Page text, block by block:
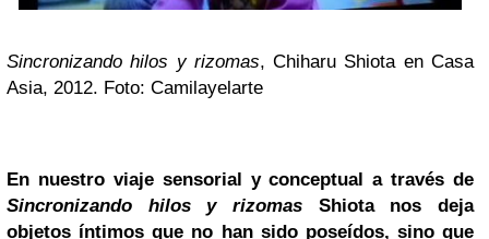
Sincronizando hilos y rizomas, Chiharu Shiota en Casa
Asia, 2012. Foto: Camilayelarte
En nuestro viaje sensorial y conceptual a través de
Sincronizando hilos y rizomas Shiota nos deja
objetos íntimos que no han sido poseídos, sino que